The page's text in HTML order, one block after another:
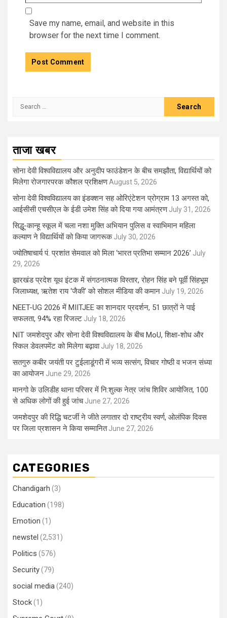
Save my name, email, and website in this
browser for the next time I comment.
Search
ताजा खबर
सोना देवी विश्वविद्यालय और अनुदीप फाउंडेशन के बीच समझौता, विद्यार्थियों को
मिलेगा रोजगारपरक कौशल प्रशिक्षणAugust 5, 2026
सोना देवी विश्वविद्यालय का इंडक्शन सह ओरिएंटेशन प्रोग्राम 13 अगस्त को,
आईसीसी एचसीएल के ईडी उमेश सिंह को दिया गया आमंत्रण July 31, 2026
सिद्धू-कान्हू स्कूल में चला नशा मुक्ति अभियान पुलिस व स्वाभिमान महिला
कल्याण ने विद्यार्थियों को किया जागरूक July 30, 2026
ज्योतिषाचार्य पं. प्रशांत सेमवाल को मिला ‘भारत प्रतिभा सम्मान 2026’ July
29, 2026
झारखंड प्रदेश यूथ इंटक में संगठनात्मक विस्तार, रोहन सिंह बने पूर्वी सिंहभूम
जिलाध्यक्ष, ऋतेश राय ‘जैकी’ को सोशल मीडिया की कमान July 19, 2026
NEET-UG 2026 में MIITJEE का शानदार प्रदर्शन, 51 छात्रों ने पाई
सफलता, 94% रहा रिजल्ट July 18, 2026
NIT जमशेदपुर और सोना देवी विश्वविद्यालय के बीच MoU, शिक्षा-शोध और
स्किल डेवलपमेंट को मिलेगा बढ़ावा July 18, 2026
सतगुरु कबीर जयंती पर टुईलाडूंगरी में भव्य सत्संग, विचार गोष्ठी व भजन संध्या
का आयोजन June 29, 2026
मानगो के उलिडीह थाना परिसर में नि:शुल्क नेत्र जांच शिविर आयोजित, 100
से अधिक लोगों की हुई जांच June 27, 2026
जमशेदपुर की रिद्धि चटर्जी ने जीते लगातार दो राष्ट्रीय स्वर्ण, ओलंपिक दिवस
पर जिला प्रशासन ने किया सम्मानित June 27, 2026
CATEGORIES
Chandigarh (3)
Education (198)
Emotion (1)
newstel (2,531)
Politics (576)
Security(79)
social media(240)
Stock(1)